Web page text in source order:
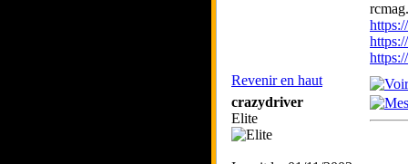
Revenir en haut
crazydriver
Elite